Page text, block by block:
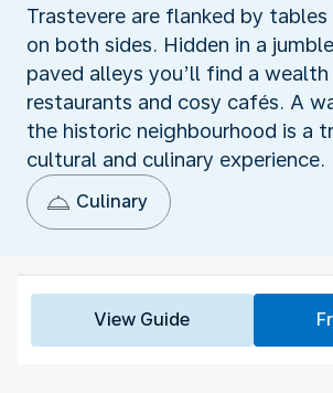
Trastevere are flanked by tables
on both sides. Hidden in a
paved alleys you’ll find a
restaurants and cosy cafés. A
the historic neighbourhood is a
cultural and culinary experience.
Culinary
View Guide